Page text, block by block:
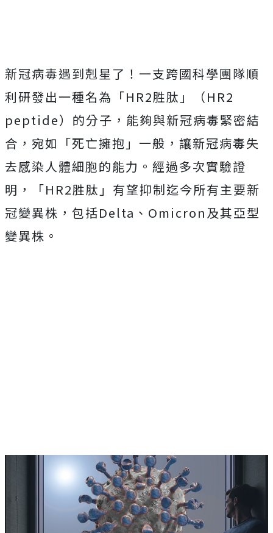
新冠病毒遇到剋星了！一支跨國科學團隊順
利研發出一種名為「HR2胜肽」（HR2
peptide）的分子，能夠與新冠病毒緊密結
合，宛如「死亡擁抱」一般，讓新冠病毒失
去感染人體細胞的能力。經過多次實驗證
明，「HR2胜肽」有望抑制迄今所有主要新
冠變異株，包括Delta、Omicron及其亞型
變異株。